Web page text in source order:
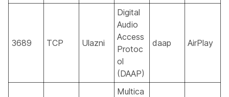
3689 TCP Ulazni
Digital
Audio
Access
Protoc
ol
(DAAP)
daap AirPlay
Multica